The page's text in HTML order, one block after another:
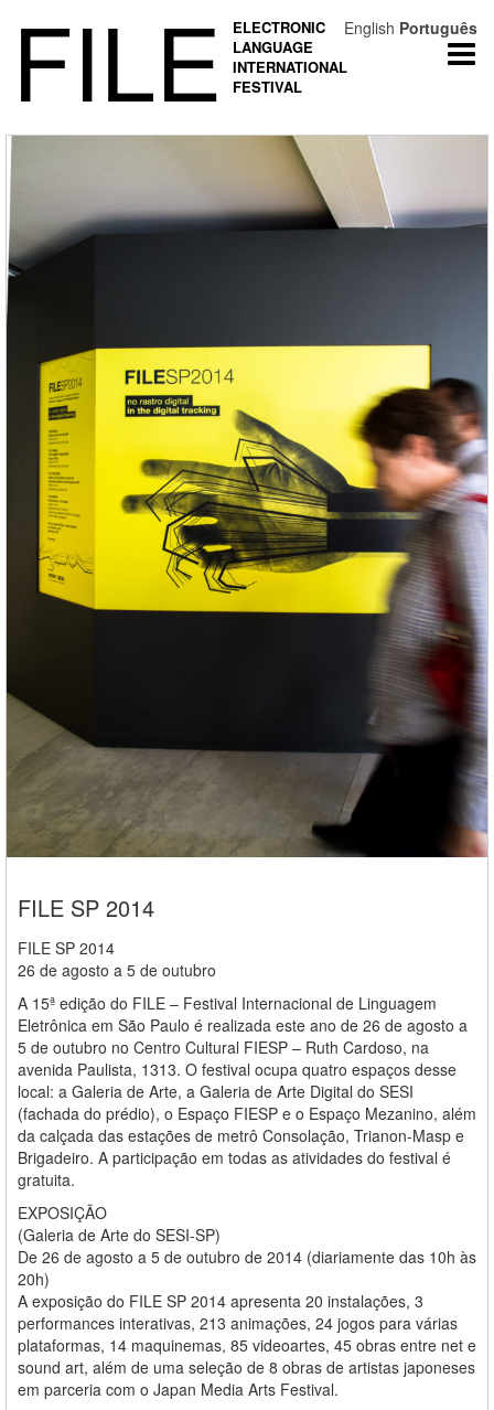
FILE
ELECTRONIC
LANGUAGE
INTERNATIONAL
FESTIVAL
FILE SP 2014
FILE SP 2014
26 de agosto a 5 de outubro
A 15ª edição do FILE – Festival Internacional de Linguagem
Eletrônica em São Paulo é realizada este ano de 26 de agosto a
5 de outubro no Centro Cultural FIESP – Ruth Cardoso, na
avenida Paulista, 1313. O festival ocupa quatro espaços desse
local: a Galeria de Arte, a Galeria de Arte Digital do SESI
(fachada do prédio), o Espaço FIESP e o Espaço Mezanino, além
da calçada das estações de metrô Consolação, Trianon-Masp e
Brigadeiro. A participação em todas as atividades do festival é
gratuita.
EXPOSIÇÃO
(Galeria de Arte do SESI-SP)
De 26 de agosto a 5 de outubro de 2014 (diariamente das 10h às
20h)
A exposição do FILE SP 2014 apresenta 20 instalações, 3
performances interativas, 213 animações, 24 jogos para várias
plataformas, 14 maquinemas, 85 videoartes, 45 obras entre net e
sound art, além de uma seleção de 8 obras de artistas japoneses
em parceria com o Japan Media Arts Festival.
English Português